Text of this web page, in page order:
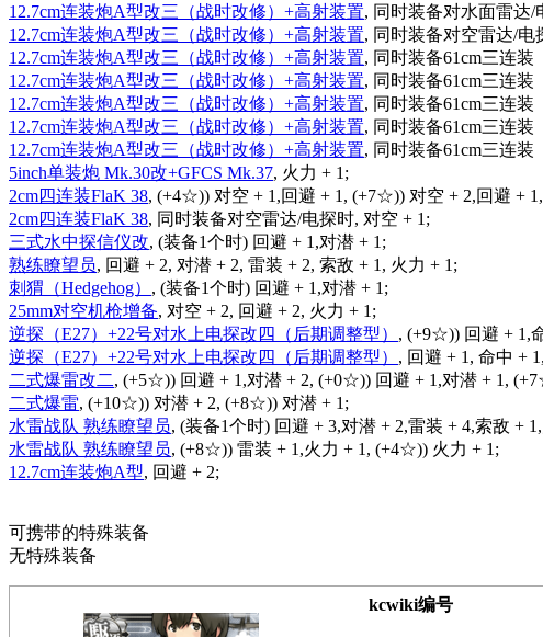
12.7cm连装炮A型改三（战时改修）+高射装置, 同时装备对水面雷达/
12.7cm连装炮A型改三（战时改修）+高射装置, 同时装备对空雷达/电
12.7cm连装炮A型改三（战时改修）+高射装置, 同时装备61cm三连装
12.7cm连装炮A型改三（战时改修）+高射装置, 同时装备61cm三连装
12.7cm连装炮A型改三（战时改修）+高射装置, 同时装备61cm三连装
12.7cm连装炮A型改三（战时改修）+高射装置, 同时装备61cm三连
12.7cm连装炮A型改三（战时改修）+高射装置, 同时装备61cm三连
5inch单装炮 Mk.30改+GFCS Mk.37, 火力 + 1;
2cm四连装FlaK 38, (+4☆)) 对空 + 1,回避 + 1, (+7☆)) 对空 + 2,回避 +
2cm四连装FlaK 38, 同时装备对空雷达/电探时, 对空 + 1;
三式水中探信仪改, (装备1个时) 回避 + 1,对潜 + 1;
熟练瞭望员, 回避 + 2, 对潜 + 2, 雷装 + 2, 索敌 + 1, 火力 + 1;
刺猬（Hedgehog） , (装备1个时) 回避 + 1,对潜 + 1;
25mm对空机枪增备, 对空 + 2, 回避 + 2, 火力 + 1;
逆探（E27）+22号对水上电探改四（后期调整型） , (+9☆)) 回避 + 1,
逆探（E27）+22号对水上电探改四（后期调整型） , 回避 + 1, 命中 +
二式爆雷改二, (+5☆)) 回避 + 1,对潜 + 2, (+0☆)) 回避 + 1,对潜 + 1,
二式爆雷, (+10☆)) 对潜 + 2, (+8☆)) 对潜 + 1;
水雷战队 熟练瞭望员, (装备1个时) 回避 + 3,对潜 + 2,雷装 + 4,索敌 +
水雷战队 熟练瞭望员, (+8☆)) 雷装 + 1,火力 + 1, (+4☆)) 火力 + 1;
12.7cm连装炮A型, 回避 + 2;
可携带的特殊装备
无特殊装备
kcwiki编号